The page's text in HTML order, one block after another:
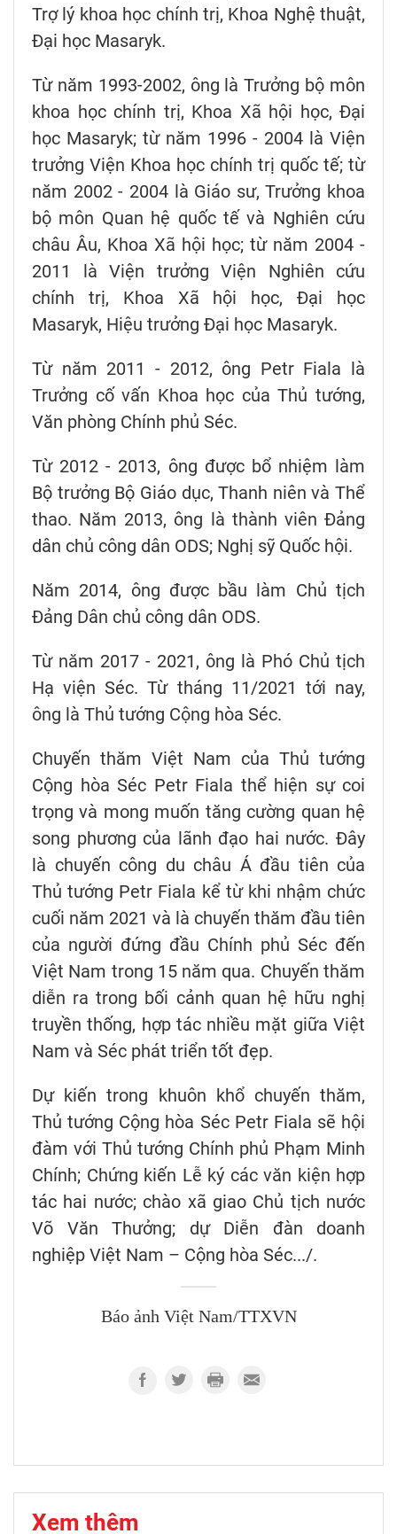
Trợ lý khoa học chính trị, Khoa Nghệ thuật,
Đại học Masaryk.
Từ năm 1993-2002, ông là Trưởng bộ môn
khoa học chính trị, Khoa Xã hội học, Đại
học Masaryk; từ năm 1996 - 2004 là Viện
trưởng Viện Khoa học chính trị quốc tế; từ
năm 2002 - 2004 là Giáo sư, Trưởng khoa
bộ môn Quan hệ quốc tế và Nghiên cứu
châu Âu, Khoa Xã hội học; từ năm 2004 -
2011 là Viện trưởng Viện Nghiên cứu
chính trị, Khoa Xã hội học, Đại học
Masaryk, Hiệu trưởng Đại học Masaryk.
Từ năm 2011 - 2012, ông Petr Fiala là
Trưởng cố vấn Khoa học của Thủ tướng,
Văn phòng Chính phủ Séc.
Từ 2012 - 2013, ông được bổ nhiệm làm
Bộ trưởng Bộ Giáo dục, Thanh niên và Thể
thao. Năm 2013, ông là thành viên Đảng
dân chủ công dân ODS; Nghị sỹ Quốc hội.
Năm 2014, ông được bầu làm Chủ tịch
Đảng Dân chủ công dân ODS.
Từ năm 2017 - 2021, ông là Phó Chủ tịch
Hạ viện Séc. Từ tháng 11/2021 tới nay,
ông là Thủ tướng Cộng hòa Séc.
Chuyến thăm Việt Nam của Thủ tướng
Cộng hòa Séc Petr Fiala thể hiện sự coi
trọng và mong muốn tăng cường quan hệ
song phương của lãnh đạo hai nước. Đây
là chuyến công du châu Á đầu tiên của
Thủ tướng Petr Fiala kể từ khi nhậm chức
cuối năm 2021 và là chuyến thăm đầu tiên
của người đứng đầu Chính phủ Séc đến
Việt Nam trong 15 năm qua. Chuyến thăm
diễn ra trong bối cảnh quan hệ hữu nghị
truyền thống, hợp tác nhiều mặt giữa Việt
Nam và Séc phát triển tốt đẹp.
Dự kiến trong khuôn khổ chuyến thăm,
Thủ tướng Cộng hòa Séc Petr Fiala sẽ hội
đàm với Thủ tướng Chính phủ Phạm Minh
Chính; Chứng kiến Lễ ký các văn kiện hợp
tác hai nước; chào xã giao Chủ tịch nước
Võ Văn Thưởng; dự Diễn đàn doanh
nghiệp Việt Nam – Cộng hòa Séc.../.
Báo ảnh Việt Nam/TTXVN
Xem thêm